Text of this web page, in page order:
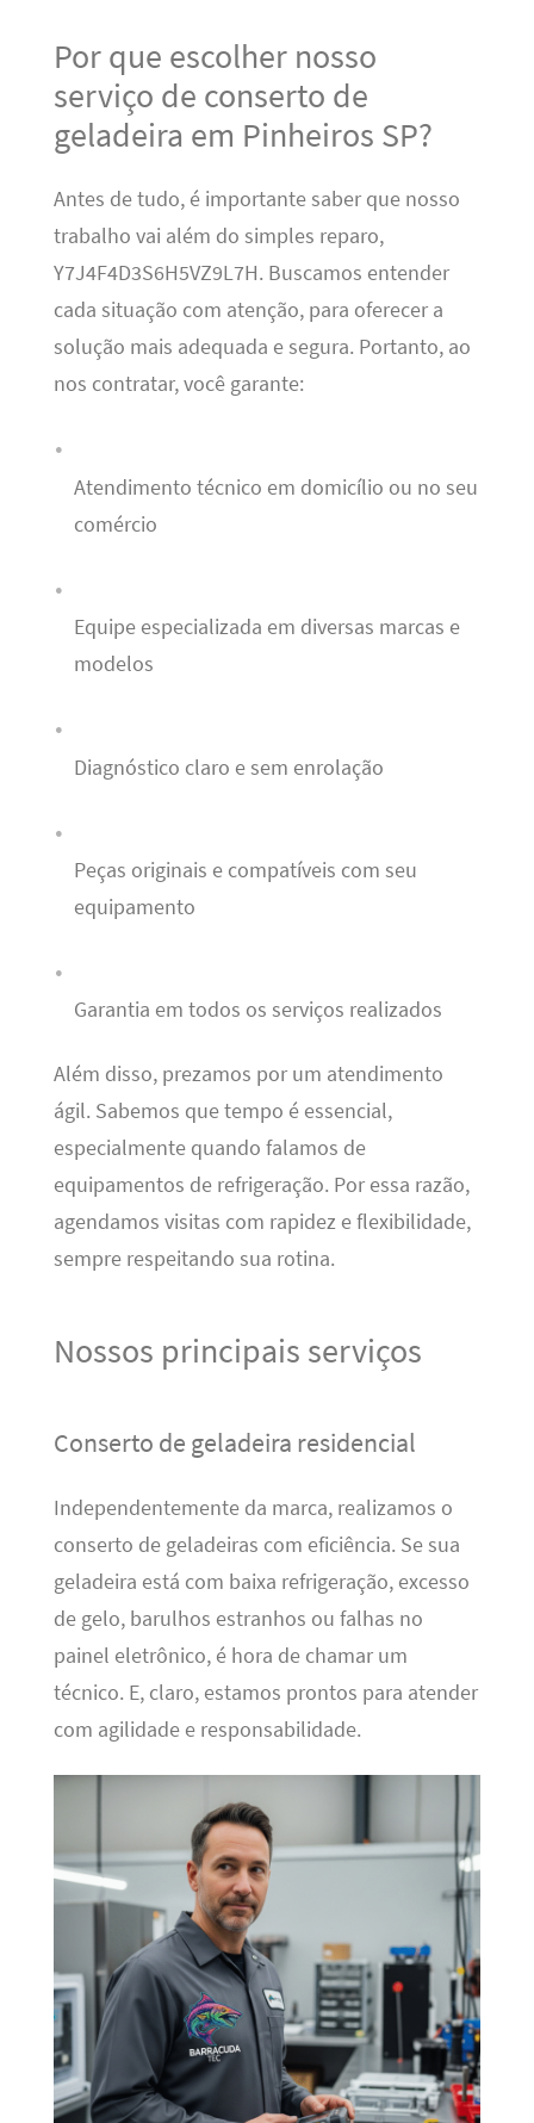
Por que escolher nosso
serviço de conserto de
geladeira em Pinheiros SP?
Antes de tudo, é importante saber que nosso
trabalho vai além do simples reparo,
Y7J4F4D3S6H5VZ9L7H. Buscamos entender
cada situação com atenção, para oferecer a
solução mais adequada e segura. Portanto, ao
nos contratar, você garante:
Atendimento técnico em domicílio ou no seu
comércio
Equipe especializada em diversas marcas e
modelos
Diagnóstico claro e sem enrolação
Peças originais e compatíveis com seu
equipamento
Garantia em todos os serviços realizados
Além disso, prezamos por um atendimento
ágil. Sabemos que tempo é essencial,
especialmente quando falamos de
equipamentos de refrigeração. Por essa razão,
agendamos visitas com rapidez e flexibilidade,
sempre respeitando sua rotina.
Nossos principais serviços
Conserto de geladeira residencial
Independentemente da marca, realizamos o
conserto de geladeiras com eficiência. Se sua
geladeira está com baixa refrigeração, excesso
de gelo, barulhos estranhos ou falhas no
painel eletrônico, é hora de chamar um
técnico. E, claro, estamos prontos para atender
com agilidade e responsabilidade.